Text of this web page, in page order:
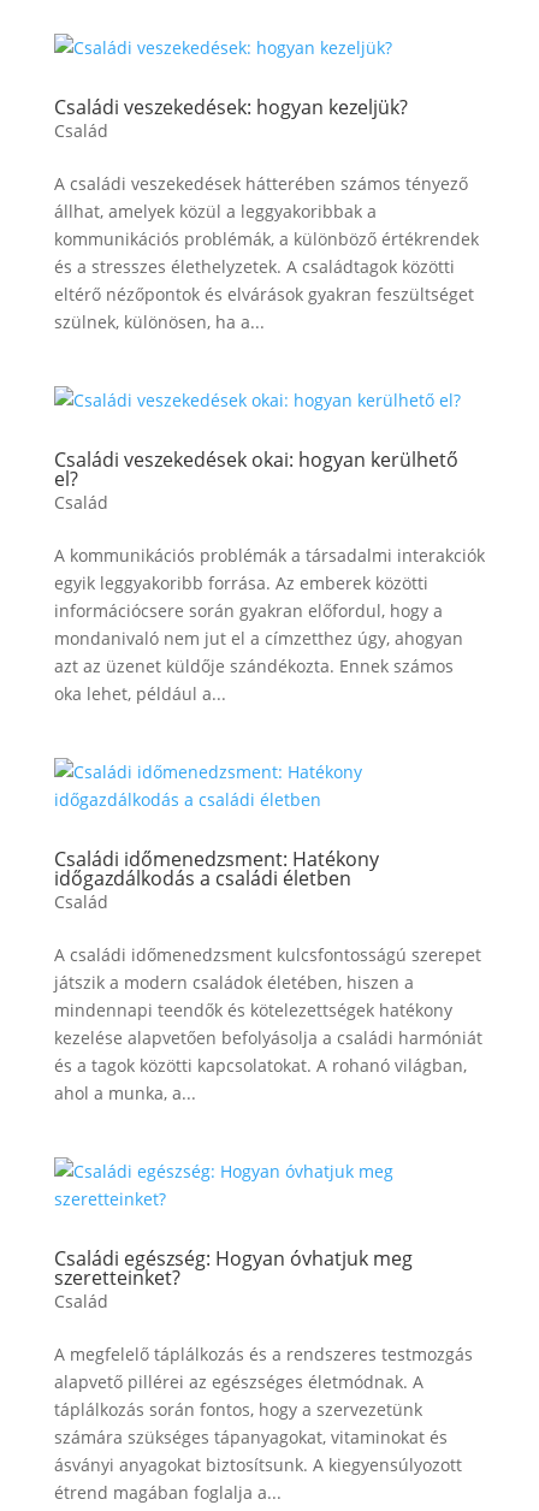
Családi veszekedések: hogyan kezeljük?
Család
A családi veszekedések hátterében számos tényező
állhat, amelyek közül a leggyakoribbak a
kommunikációs problémák, a különböző értékrendek
és a stresszes élethelyzetek. A családtagok közötti
eltérő nézőpontok és elvárások gyakran feszültséget
szülnek, különösen, ha a...
Családi veszekedések okai: hogyan kerülhető
el?
Család
A kommunikációs problémák a társadalmi interakciók
egyik leggyakoribb forrása. Az emberek közötti
információcsere során gyakran előfordul, hogy a
mondanivaló nem jut el a címzetthez úgy, ahogyan
azt az üzenet küldője szándékozta. Ennek számos
oka lehet, például a...
Családi időmenedzsment: Hatékony
időgazdálkodás a családi életben
Család
A családi időmenedzsment kulcsfontosságú szerepet
játszik a modern családok életében, hiszen a
mindennapi teendők és kötelezettségek hatékony
kezelése alapvetően befolyásolja a családi harmóniát
és a tagok közötti kapcsolatokat. A rohanó világban,
ahol a munka, a...
Családi egészség: Hogyan óvhatjuk meg
szeretteinket?
Család
A megfelelő táplálkozás és a rendszeres testmozgás
alapvető pillérei az egészséges életmódnak. A
táplálkozás során fontos, hogy a szervezetünk
számára szükséges tápanyagokat, vitaminokat és
ásványi anyagokat biztosítsunk. A kiegyensúlyozott
étrend magában foglalja a...